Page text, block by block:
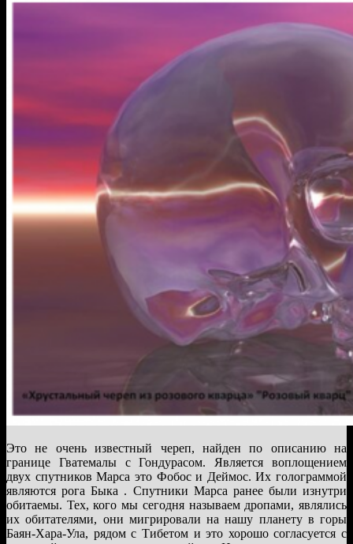
Это не очень известный череп, найден по описанию на
границе Гватемалы с Гондурасом. Является воплощением
двух спутников Марса это Фобос и Деймос. Их голограммой
являются рога Быка . Спутники Марса ранее были изнутри
обитаемы. Тех, кого мы сегодня называем дропами, являлись
их обитателями, они мигрировали на нашу планету в горы
Баян-Хара-Ула, рядом с Тибетом и это хорошо согласуется с